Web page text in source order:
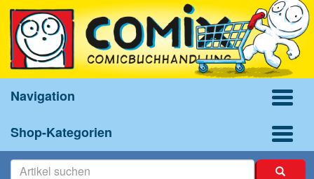
Navigation
Shop-Kategorien